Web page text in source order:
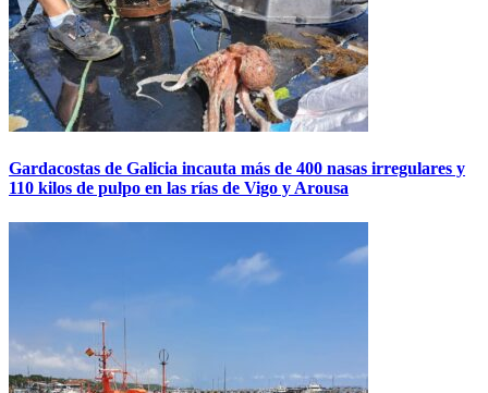
Gardacostas de Galicia incauta más de 400 nasas irregulares y
110 kilos de pulpo en las rías de Vigo y Arousa